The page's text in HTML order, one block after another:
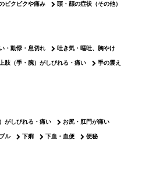
ピクピクや痛み 頭・顔の症状（その他）
・動悸・息切れ 吐き気・嘔吐、胸やけ
上肢（手・腕）がしびれる・痛い 手の震え
がしびれる・痛い お尻・肛門が痛い
ル 下痢 下血・血便 便秘